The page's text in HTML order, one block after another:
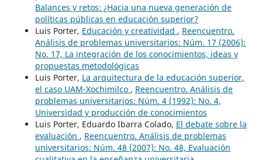
Balances y retos: ¿Hacia una nueva generación de
políticas públicas en educación superior?
Luis Porter, Educación y creatividad , Reencuentro.
Análisis de problemas universitarios: Núm. 17 (2006):
No. 17, La integración de los conocimientos, ideas y
propuestas metodológicas
Luis Porter, La arquitectura de la educación superior,
el caso UAM-Xochimilco , Reencuentro. Análisis de
problemas universitarios: Núm. 4 (1992): No. 4,
Universidad y producción de conocimientos
Luis Porter, Eduardo Ibarra Colado, El debate sobre la
evaluación , Reencuentro. Análisis de problemas
universitarios: Núm. 48 (2007): No. 48, Evaluación